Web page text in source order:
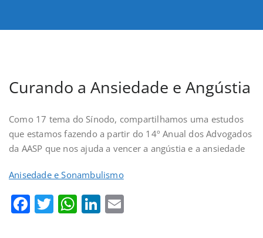
Curando a Ansiedade e Angústia
Como 17 tema do Sínodo, compartilhamos uma estudos
que estamos fazendo a partir do 14º Anual dos Advogados
da AASP que nos ajuda a vencer a angústia e a ansiedade
Anisedade e Sonambulismo
Facebook
Twitter
WhatsApp
LinkedIn